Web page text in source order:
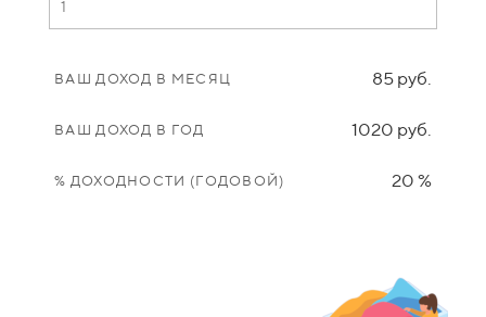
ВАШ ДОХОД В МЕСЯЦ 85 руб.
ВАШ ДОХОД В ГОД 1020 руб.
% ДОХОДНОСТИ (ГОДОВОЙ) 20 %